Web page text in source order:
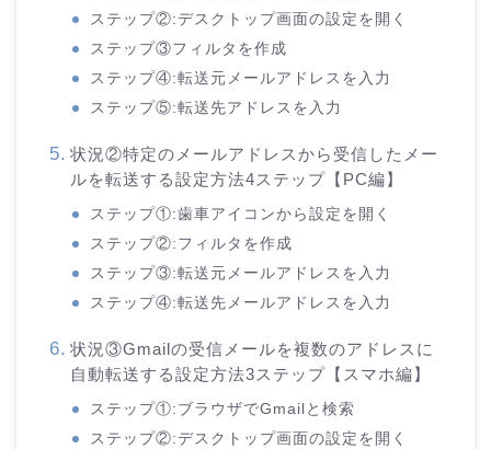
ステップ②:デスクトップ画面の設定を開く
ステップ③フィルタを作成
ステップ④:転送元メールアドレスを入力
ステップ⑤:転送先アドレスを入力
状況②特定のメールアドレスから受信したメー
ルを転送する設定方法4ステップ【PC編】
ステップ①:歯車アイコンから設定を開く
ステップ②:フィルタを作成
ステップ③:転送元メールアドレスを入力
ステップ④:転送先メールアドレスを入力
状況③Gmailの受信メールを複数のアドレスに
自動転送する設定方法3ステップ【スマホ編】
ステップ①:ブラウザでGmailと検索
ステップ②:デスクトップ画面の設定を開く